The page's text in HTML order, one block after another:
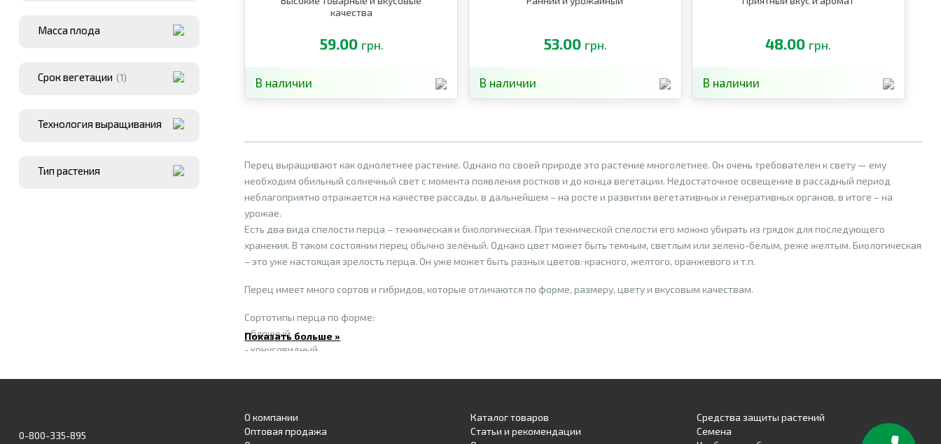
Масса плода
Срок вегетации (1)
Технология выращивания
Тип растения
качества
59.00 грн.
В наличии
53.00 грн.
В наличии
48.00 грн.
В наличии
Перец выращивают как однолетнее растение. Однако по своей природе это растение многолетнее. Он очень требователен к свету — ему
необходим обильный солнечный свет с момента появления ростков и до конца вегетации. Недостаточное освещение в рассадный период
неблагоприятно отражается на качестве рассады, в дальнейшем – на росте и развитии вегетативных и генеративных органов, в итоге – на
урожае.
Есть два вида спелости перца – техническая и биологическая. При технической спелости его можно убирать из грядок для последующего
хранения. В таком состоянии перец обычно зелёный. Однако цвет может быть темным, светлым или зелено-белым, реже желтым. Биологическая
– это уже настоящая зрелость перца. Он уже может быть разных цветов: красного, желтого, оранжевого и т.п.
Перец имеет много сортов и гибридов, которые отличаются по форме, размеру, цвету и вкусовым качествам.
Сортотипы перца по форме:
- блочный
- конусовидный
- Ротунда
По массе плоды делят на мелкие (4-10 г), средние (11-50 г), крупные (51-100 г) и очень крупные (более 100 г).
По вкусовым качествам различают три группы перцев (в зависимости от содержания в их плаценте алкалоида капсаицина):
Показать больше »
0-800-335-895
О компании
Оптовая продажа
Каталог товаров
Статьи и рекомендации
Средства защиты растений
Семена